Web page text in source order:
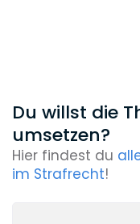
Du willst die
umsetzen?
Hier findest du
im Strafrecht!